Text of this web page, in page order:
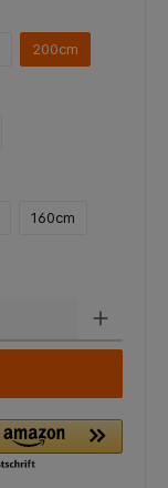
200cm
160cm